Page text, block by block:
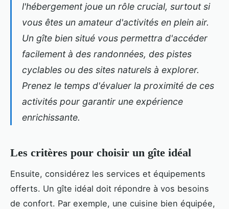
l'hébergement joue un rôle crucial, surtout si
vous êtes un amateur d'activités en plein air.
Un gîte bien situé vous permettra d'accéder
facilement à des randonnées, des pistes
cyclables ou des sites naturels à explorer.
Prenez le temps d'évaluer la proximité de ces
activités pour garantir une expérience
enrichissante.
Les critères pour choisir un gîte idéal
Ensuite, considérez les services et équipements
offerts. Un gîte idéal doit répondre à vos besoins
de confort. Par exemple, une cuisine bien équipée,